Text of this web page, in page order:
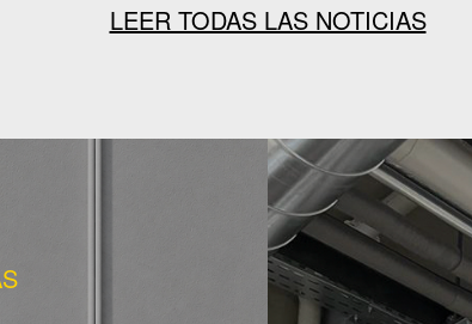
LEER TODAS LAS NOTICIAS